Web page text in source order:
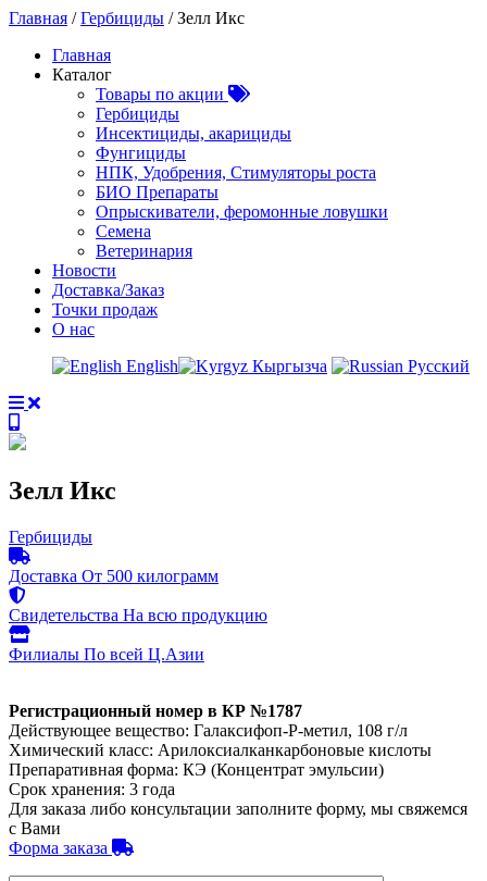
Главная /Гербициды / Зелл Икс
Главная
Каталог
Товары по акции
Гербициды
Инсектициды, акарициды
Фунгициды
НПК, Удобрения, Стимуляторы роста
БИО Препараты
Опрыскиватели, феромонные ловушки
Семена
Ветеринария
Новости
Доставка/Заказ
Точки продаж
О нас
English
Кыргызча Русский
Зелл Икс
Гербициды
Доставка От 500 килограмм
Свидетельства На всю продукцию
Филиалы По всей Ц.Азии
Регистрационный номер в КР №1787
Действующее вещество: Галаксифоп-Р-метил, 108 г/л
Химический класс: Арилоксиалканкарбоновые кислоты
Препаративная форма: КЭ (Концентрат эмульсии)
Срок хранения: 3 года
Для заказа либо консультации заполните форму, мы свяжемся
с Вами
Форма заказа